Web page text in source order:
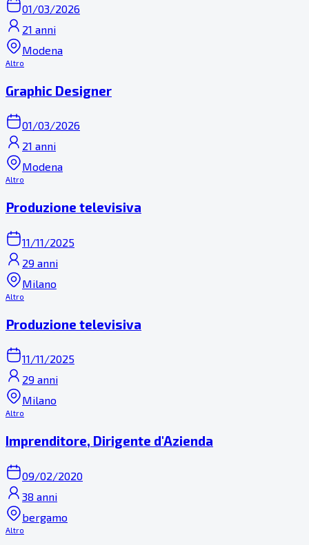
01/03/2026
21 anni
Modena
Altro
Graphic Designer
01/03/2026
21 anni
Modena
Altro
Produzione televisiva
11/11/2025
29 anni
Milano
Altro
Produzione televisiva
11/11/2025
29 anni
Milano
Altro
Imprenditore, Dirigente d'Azienda
09/02/2020
38 anni
bergamo
Altro